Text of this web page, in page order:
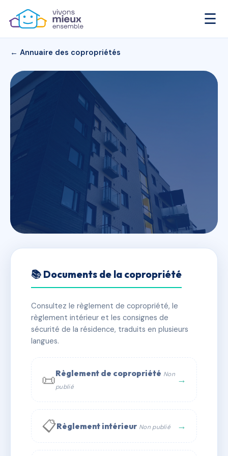
☰
← Annuaire des copropriétés
Immeuble CAPUCINS
✓ Immatriculée 🏠 8 lots 🏗 1 bâtiment(s)
📞 Contacter Syndic Digital
📚 Documents de la copropriété
Consultez le règlement de copropriété, le
règlement intérieur et les consignes de
sécurité de la résidence, traduits en plusieurs
langues.
📜Règlement de copropriété Non
publié
→
📋Règlement intérieur Non publié →